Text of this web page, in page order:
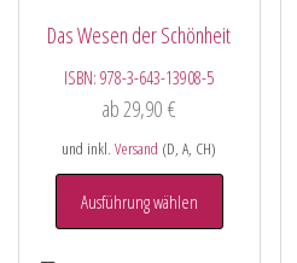
Das Wesen der Schönheit
ISBN:978-3-643-13908-5
ab29,90€
und inkl.Versand (D, A, CH)
Ausführung wählen